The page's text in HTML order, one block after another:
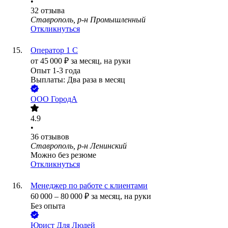
32 отзыва
Ставрополь, р-н Промышленный
Откликнуться
Оператор 1 С
от 45 000 ₽ за месяц, на руки
Опыт 1-3 года
Выплаты: Два раза в месяц
ООО ГородА
4.9
•
36 отзывов
Ставрополь, р-н Ленинский
Можно без резюме
Откликнуться
Менеджер по работе с клиентами
60 000 – 80 000 ₽ за месяц, на руки
Без опыта
Юрист Для Людей